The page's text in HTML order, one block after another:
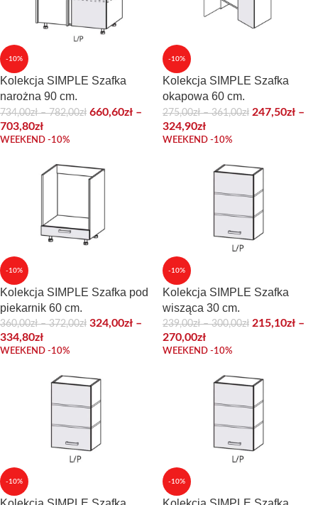
-10%
Kolekcja SIMPLE Szafka
narożna 90 cm.
734,00zł – 782,00zł 660,60zł –
703,80zł
WEEKEND -10%
-10%
Kolekcja SIMPLE Szafka
okapowa 60 cm.
275,00zł – 361,00zł 247,50zł –
324,90zł
WEEKEND -10%
-10%
Kolekcja SIMPLE Szafka pod
piekarnik 60 cm.
360,00zł – 372,00zł 324,00zł –
334,80zł
WEEKEND -10%
-10%
Kolekcja SIMPLE Szafka
wisząca 30 cm.
239,00zł – 300,00zł 215,10zł –
270,00zł
WEEKEND -10%
-10% -10%